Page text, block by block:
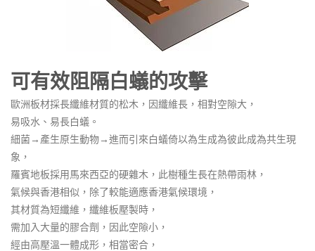
可有效阻隔白蟻的攻擊
歐洲板材採長纖維材質的松木，因纖維長，相對空隙大，
易吸水、易長白蟻。
細菌→產生原生動物→進而引來白蟻倚以為生成為彼此成為共生現
象，
羅賓地板採用馬來西亞的硬雜木，此樹種生長在熱帶雨林，
氣候與香港相似，除了較能適應香港氣候環境，
其材質為短纖維，纖維板壓製時，
需加入大量的膠合劑，因此空隙小，
經由高壓溫一體成形，相當密合，